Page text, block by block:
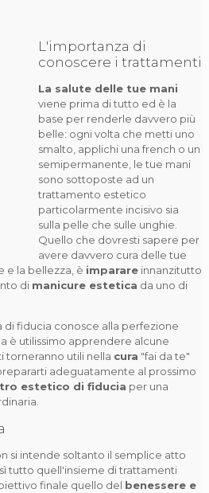
L'importanza di
conoscere i trattamenti
La salute delle tue mani
viene prima di tutto ed è la
base per renderle davvero più
belle: ogni volta che metti uno
smalto, applichi una french o un
semipermanente, le tue mani
sono sottoposte ad un
trattamento estetico
particolarmente incisivo sia
sulla pelle che sulle unghie.
Quello che dovresti sapere per
avere davvero cura delle tue
e la bellezza, è imparare innanzitutto
di manicure estetica da uno di
fiducia conosce alla perfezione
è utilissimo apprendere alcune
torneranno utili nella cura "fai da te"
prepararti adeguatamente al prossimo
estetico di fiducia per una
si intende soltanto il semplice atto
tutto quell'insieme di trattamenti
finale quello del benessere e